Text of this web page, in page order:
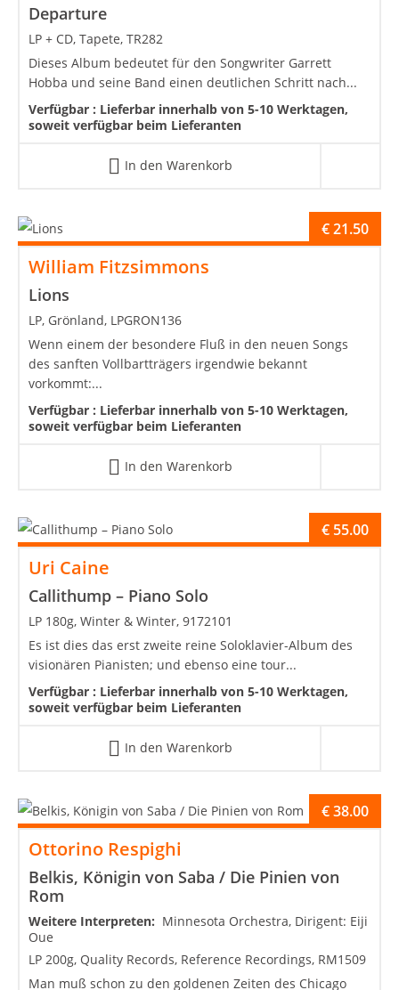
Departure
LP + CD, Tapete, TR282
Dieses Album bedeutet für den Songwriter Garrett
Hobba und seine Band einen deutlichen Schritt nach...
Verfügbar : Lieferbar innerhalb von 5-10 Werktagen,
soweit verfügbar beim Lieferanten
In den Warenkorb
William Fitzsimmons
Lions
€21.50
LP, Grönland, LPGRON136
Wenn einem der besondere Fluß in den neuen Songs
des sanften Vollbartträgers irgendwie bekannt
vorkommt:...
Verfügbar : Lieferbar innerhalb von 5-10 Werktagen,
soweit verfügbar beim Lieferanten
In den Warenkorb
Uri Caine
Callithump – Piano Solo
€ 55.00
LP 180g, Winter & Winter, 9172101
Es ist dies das erst zweite reine Soloklavier-Album des
visionären Pianisten; und ebenso eine tour...
Verfügbar : Lieferbar innerhalb von 5-10 Werktagen,
soweit verfügbar beim Lieferanten
In den Warenkorb
Ottorino Respighi
Belkis, Königin von Saba / Die Pinien von
Rom
€38.00
Weitere Interpreten: Minnesota Orchestra, Dirigent: Eiji
Oue
LP 200g, Quality Records, Reference Recordings, RM1509
Man muß schon zu den goldenen Zeiten des Chicago